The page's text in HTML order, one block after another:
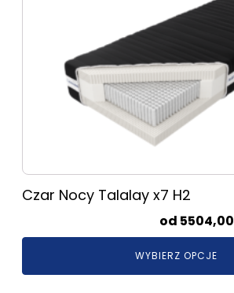
Czar Nocy Talalay x7 H2
5504,00
WYBIERZ OPCJE
wariantów.